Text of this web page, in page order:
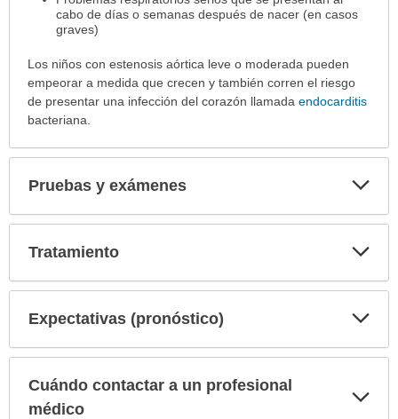
cabo de días o semanas después de nacer (en casos
graves)
Los niños con estenosis aórtica leve o moderada pueden
empeorar a medida que crecen y también corren el riesgo
de presentar una infección del corazón llamada endocarditis
bacteriana.
Pruebas y exámenes
Tratamiento
Expectativas (pronóstico)
Cuándo contactar a un profesional
médico